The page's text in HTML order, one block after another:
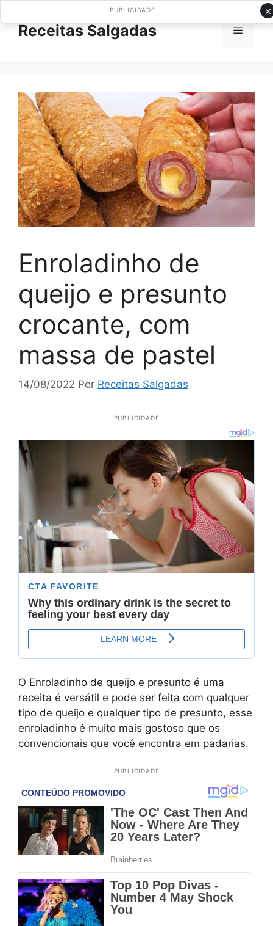
paraReceitas Salgadas Menu
Enroladinho de
queijo e presunto
crocante, com
massa de pastel
14/08/2022 Por Receitas Salgadas
PUBLICIDADE
O Enroladinho de queijo e presunto é uma
receita é versátil e pode ser feita com qualquer
tipo de queijo e qualquer tipo de presunto, esse
enroladinho é muito mais gostoso que os
convencionais que você encontra em padarias.
PUBLICIDADE
×
PUBLICIDADE